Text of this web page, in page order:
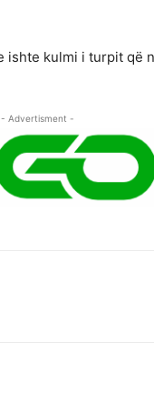
kulmi i turpit që
- Advertisment -